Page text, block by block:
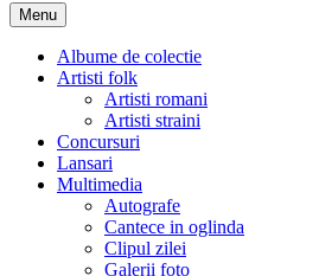
Menu Skip
to
content
Albume de colectie
Artisti folk
Artisti romani
Artisti straini
Concursuri
Lansari
Multimedia
Autografe
Cantece in oglinda
Clipul zilei
Galerii foto